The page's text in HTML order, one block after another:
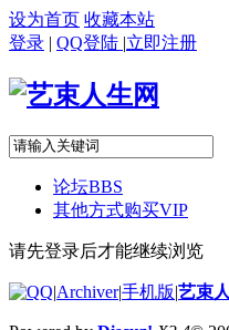
设为首页 收藏本站
登录 | QQ登陆 |立即注册
论坛BBS
其他方式购买VIP
请先登录后才能继续浏览
|Archiver|手机版|艺束